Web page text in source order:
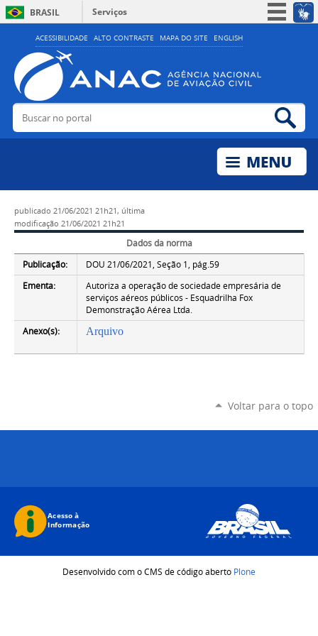
ACESSIBILIDADE ALTO CONTRASTE MAPA DO SITE ENGLISH
BRASIL
Serviços
Simplifique!
Acesso à informação
Legislação
Buscar no portal
publicado 21/06/2021 21h21, última
modificação 21/06/2021 21h21
Dados da norma
Publicação:
DOU 21/06/2021, Seção 1, pág.59
Ementa:
Autoriza a operação de sociedade empresária de
serviços aéreos públicos - Esquadrilha Fox
Demonstração Aérea Ltda.
Anexo(s):
Arquivo
Voltar para o topo
Desenvolvido com o CMS de código aberto Plone